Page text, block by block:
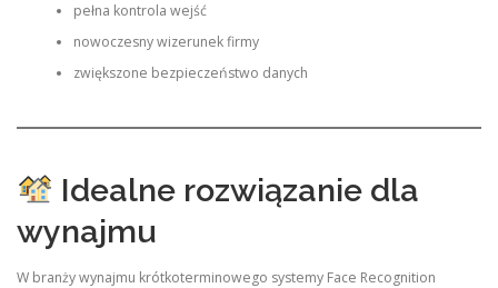
pełna kontrola wejść
nowoczesny wizerunek firmy
zwiększone bezpieczeństwo danych
Idealne rozwiązanie dla
wynajmu
W branży wynajmu krótkoterminowego systemy Face Recognition